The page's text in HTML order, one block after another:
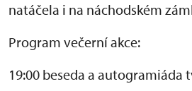
natáčela i na náchodském
Program večerní akce:
19:00 beseda a autogramiáda